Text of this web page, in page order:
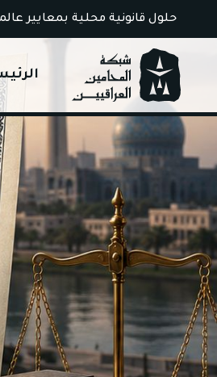
to
content
حلول قانونية محلية بمعايير